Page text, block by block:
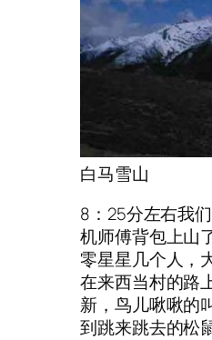
白马雪山
8：25分左右我
机师傅背包上山
零星星几个人，
在来西当村的路
新，鸟儿啾啾的
到跳来跳去的松鼠